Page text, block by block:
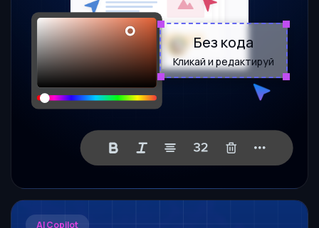
Без кода
Кликай и редактируй
AI Copilot